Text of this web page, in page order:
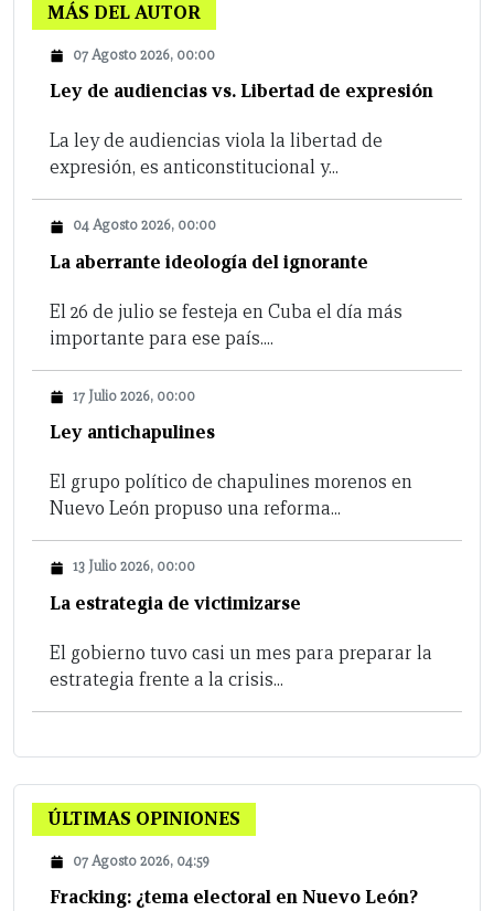
MÁS DEL AUTOR
07 Agosto 2026, 00:00
Ley de audiencias vs. Libertad de expresión
La ley de audiencias viola la libertad de
expresión, es anticonstitucional y...
04 Agosto 2026, 00:00
La aberrante ideología del ignorante
El 26 de julio se festeja en Cuba el día más
importante para ese país....
17 Julio 2026, 00:00
Ley antichapulines
El grupo político de chapulines morenos en
Nuevo León propuso una reforma...
13 Julio 2026, 00:00
La estrategia de victimizarse
El gobierno tuvo casi un mes para preparar la
estrategia frente a la crisis...
ÚLTIMAS OPINIONES
07 Agosto 2026, 04:59
Fracking: ¿tema electoral en Nuevo León?